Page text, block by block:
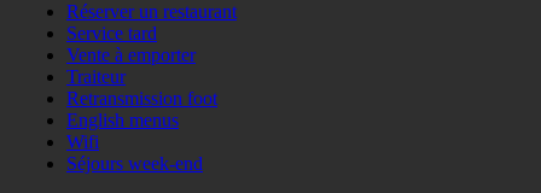
Réserver un restaurant
Service tard
Vente à emporter
Traiteur
Retransmission foot
English menus
Wifi
Séjours week-end